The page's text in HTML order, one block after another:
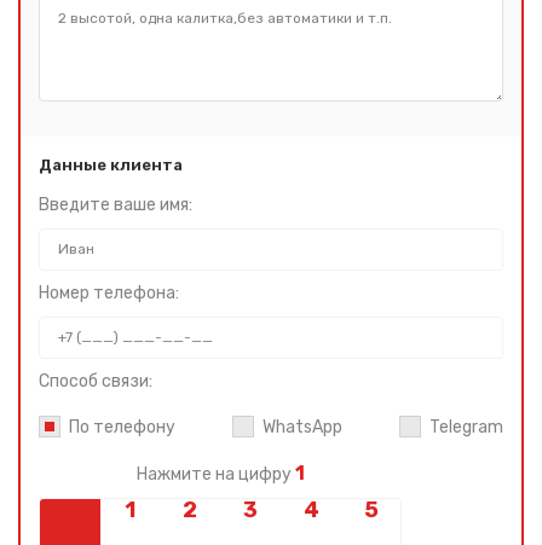
Данные клиента
Введите ваше имя:
Номер телефона:
Способ связи:
По телефону WhatsApp Telegram
Нажмите на цифру 1